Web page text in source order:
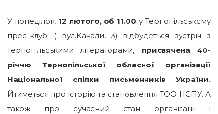
У понеділок, 12 лютого, об 11.00 у Тернопільському
прес-клубі ( вул.Качали, 3) відбудеться зустріч з
тернопільськими літераторами, присвячена 40-
річчю Тернопільської обласної організації
Національної спілки письменників України.
Йтиметься про історію та становлення ТОО НСПУ. А
також про сучасний стан організації і